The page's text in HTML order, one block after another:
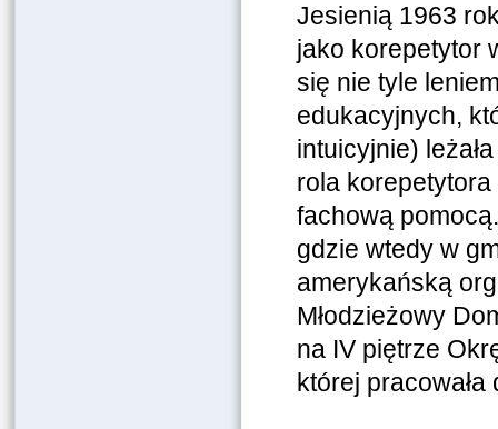
Jesienią 1963
jako korepetytor
się nie tyle
edukacyjnych,
intuicyjnie)
rola
fachową
gdzie wtedy w
amerykańską
Młodzieżowy
na IV piętrze
której